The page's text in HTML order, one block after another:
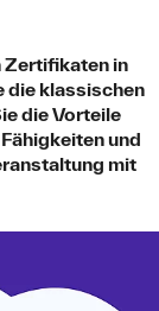
Zertifikaten in
die klassischen
die Vorteile
und
mit